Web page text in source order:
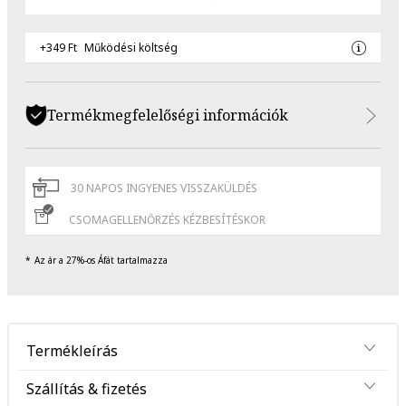
+349 Ft Működési költség
Termékmegfelelőségi információk
30 NAPOS INGYENES VISSZAKÜLDÉS
CSOMAGELLENŐRZÉS KÉZBESÍTÉSKOR
Az ár a 27%-os Áfát tartalmazza
Termékleírás
Szállítás & fizetés